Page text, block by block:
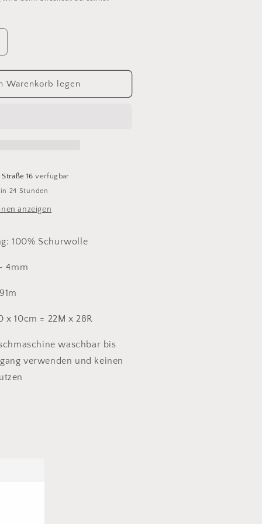
Warenkorb legen
16 verfügbar
24 Stunden
anzeigen
100% Schurwolle
4mm
x 10cm = 22M x 28R
waschbar bis
verwenden und keinen